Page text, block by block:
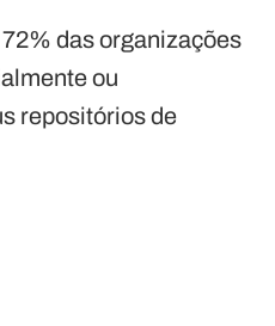
das organizações
ou
repositórios de